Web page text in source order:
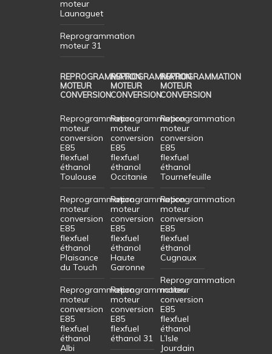
moteur
Launaguet
Reprogrammation
moteur 31
REPROGRAMMATION
MOTEUR
CONVERSION
Reprogrammation
moteur
conversion
E85
flexfuel
éthanol
Toulouse
Reprogrammation
moteur
conversion
E85
flexfuel
éthanol
Plaisance
du Touch
Reprogrammation
moteur
conversion
E85
flexfuel
éthanol
Albi
REPROGRAMMATION
MOTEUR
CONVERSION
Reprogrammation
moteur
conversion
E85
flexfuel
éthanol
Occitanie
Reprogrammation
moteur
conversion
E85
flexfuel
éthanol
Haute
Garonne
Reprogrammation
moteur
conversion
E85
flexfuel
éthanol 31
REPROGRAMMATION
MOTEUR
CONVERSION
Reprogrammation
moteur
conversion
E85
flexfuel
éthanol
Tournefeuille
Reprogrammation
moteur
conversion
E85
flexfuel
éthanol
Cugnaux
Reprogrammation
moteur
conversion
E85
flexfuel
éthanol
L’Isle
Jourdain